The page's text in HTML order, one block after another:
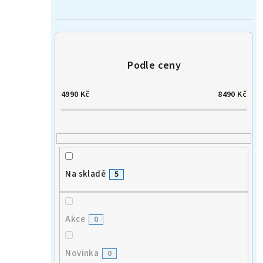
4990 Kč 8490 Kč
Na skladě 5
Akce 0
Novinka 0